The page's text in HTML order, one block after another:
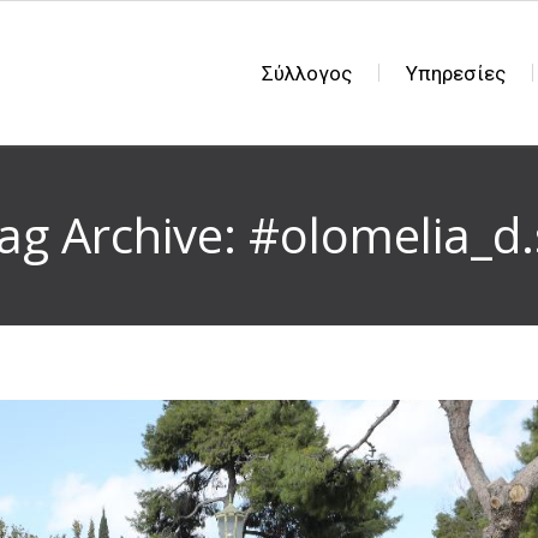
Σύλλογος Υπηρεσίες
Archive: